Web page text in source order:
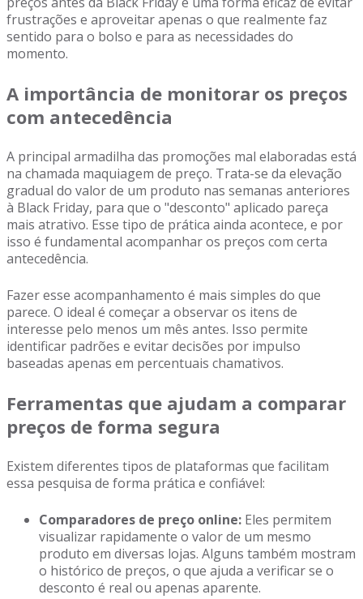
frustrações e aproveitar apenas o que realmente faz
sentido para o bolso e para as necessidades do
momento.
A importância de monitorar os preços
com antecedência
A principal armadilha das promoções mal elaboradas está
na chamada maquiagem de preço. Trata-se da elevação
gradual do valor de um produto nas semanas anteriores
à Black Friday, para que o "desconto" aplicado pareça
mais atrativo. Esse tipo de prática ainda acontece, e por
isso é fundamental acompanhar os preços com certa
antecedência.
Fazer esse acompanhamento é mais simples do que
parece. O ideal é começar a observar os itens de
interesse pelo menos um mês antes. Isso permite
identificar padrões e evitar decisões por impulso
baseadas apenas em percentuais chamativos.
Ferramentas que ajudam a comparar
preços de forma segura
Existem diferentes tipos de plataformas que facilitam
essa pesquisa de forma prática e confiável:
Comparadores de preço online: Eles permitem
visualizar rapidamente o valor de um mesmo
produto em diversas lojas. Alguns também mostram
o histórico de preços, o que ajuda a verificar se o
desconto é real ou apenas aparente.